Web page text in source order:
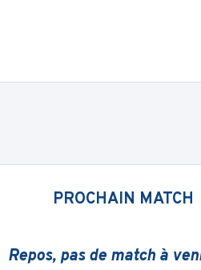
PROCHAIN MATCH
Repos, pas de match à